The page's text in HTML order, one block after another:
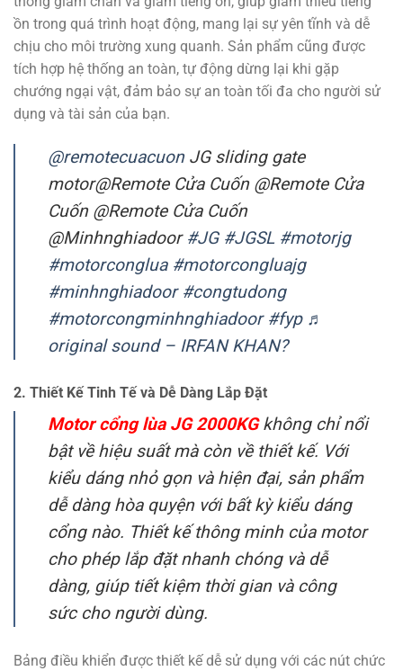
ồn trong quá trình hoạt động, mang lại sự yên tĩnh và dễ
chịu cho môi trường xung quanh. Sản phẩm cũng được
tích hợp hệ thống an toàn, tự động dừng lại khi gặp
chướng ngại vật, đảm bảo sự an toàn tối đa cho người sử
dụng và tài sản của bạn.
@remotecuacuonJG sliding gate
motor@Remote Cửa Cuốn @Remote Cửa
Cuốn @Remote Cửa Cuốn
@Minhnghiadoor #JG #JGSL #motorjg
#motorconglua #motorcongluajg
#minhnghiadoor #congtudong
#motorcongminhnghiadoor #fyp ♬
original sound – IRFAN KHAN?
2. Thiết Kế Tinh Tế và Dễ Dàng Lắp Đặt
Motor cổng lùa JG 2000KGkhông chỉ nổi
bật về hiệu suất mà còn về thiết kế. Với
kiểu dáng nhỏ gọn và hiện đại, sản phẩm
dễ dàng hòa quyện với bất kỳ kiểu dáng
cổng nào. Thiết kế thông minh của motor
cho phép lắp đặt nhanh chóng và dễ
dàng, giúp tiết kiệm thời gian và công
sức cho người dùng.
Bảng điều khiển được thiết kế dễ sử dụng với các nút chức